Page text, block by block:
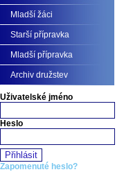
Mladší žáci
Starší přípravka
Mladší přípravka
Archiv družstev
Uživatelské jméno
Heslo
Zapomenuté heslo?